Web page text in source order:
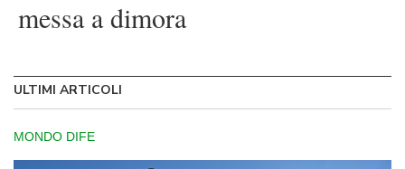
messa a dimora
ULTIMI ARTICOLI
MONDO DIFE